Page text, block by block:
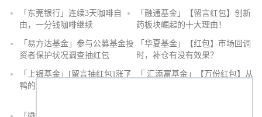
「东莞银行」连续3天咖啡自
由，一分钱咖啡继续
「融通基金」【留言红包】创新
药板块崛起的十大理由！
「易方达基金」参与公募基金投
资者保护状况调查抽红包
「华夏基金」【红包】市场回调
时，补仓有没有效果？
「上银基金」[留言抽红包]​涨了
鸭的投资旅途
「 汇添富基金」【万份红包】从